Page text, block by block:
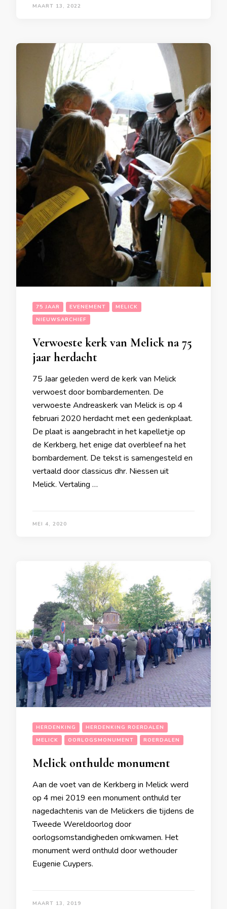
MAART 13, 2022
75 JAAR EVENEMENT
MELICK
NIEUWSARCHIEF
Verwoeste kerk van Melick na 75
jaar herdacht
75 Jaar geleden werd de kerk van Melick
verwoest door bombardementen. De
verwoeste Andreaskerk van Melick is op 4
februari 2020 herdacht met een gedenkplaat.
De plaat is aangebracht in het kapelletje op
de Kerkberg, het enige dat overbleef na het
bombardement. De tekst is samengesteld en
vertaald door classicus dhr. Niessen uit
Melick. Vertaling …
MEI 4, 2020
HERDENKING
HERDENKING ROERDALEN
MELICK
OORLOGSMONUMENT ROERDALEN
Melick onthulde monument
Aan de voet van de Kerkberg in Melick werd
op 4 mei 2019 een monument onthuld ter
nagedachtenis van de Melickers die tijdens de
Tweede Wereldoorlog door
oorlogsomstandigheden omkwamen. Het
monument werd onthuld door wethouder
Eugenie Cuypers.
MAART 13, 2019